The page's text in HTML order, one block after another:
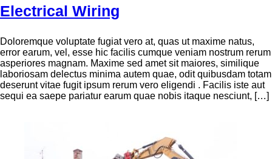
Electrical Wiring
Doloremque voluptate fugiat vero at, quas ut maxime natus,
error earum, vel, esse hic facilis cumque veniam nostrum rerum
asperiores magnam. Maxime sed amet sit maiores, similique
laboriosam delectus minima autem quae, odit quibusdam totam
deserunt vitae fugit ipsum rerum vero eligendi . Facilis iste aut
sequi ea saepe pariatur earum quae nobis itaque nesciunt, […]